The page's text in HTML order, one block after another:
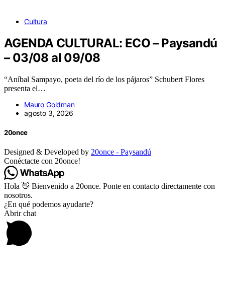
Cultura
AGENDA CULTURAL: ECO – Paysandú
– 03/08 al 09/08
“Aníbal Sampayo, poeta del río de los pájaros” Schubert Flores
presenta el…
Mauro Goldman
agosto 3, 2026
20once
Designed & Developed by 20once - Paysandú
Conéctacte con 20once!
Hola 👋 Bienvenido a 20once. Ponte en contacto directamente con
nosotros.
¿En qué podemos ayudarte?
Abrir chat